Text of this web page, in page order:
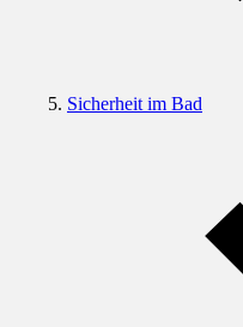
Sicherheit im Bad